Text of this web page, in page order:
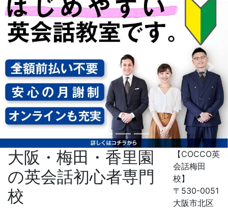
Previous Next
大阪・梅田・香里園
の英会話初心者専門
校
【COCCO英
会話梅田
校】
〒530-0051
大阪市北区